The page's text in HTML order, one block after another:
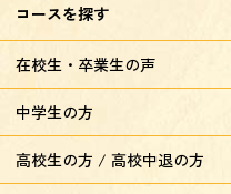
コースを探す
在校生・卒業生の声
中学生の方
高校生の方 / 高校中退の方